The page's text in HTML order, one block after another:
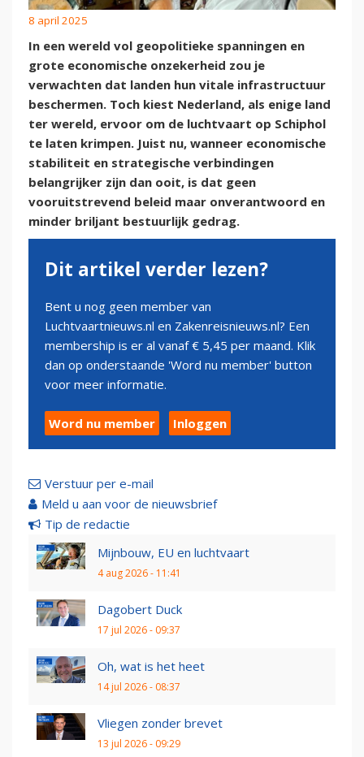
8 april 2025
In een wereld vol geopolitieke spanningen en
grote economische onzekerheid zou je
verwachten dat landen hun vitale infrastructuur
beschermen. Toch kiest Nederland, als enige land
ter wereld, ervoor om de luchtvaart op Schiphol
te laten krimpen. Juist nu, wanneer economische
stabiliteit en strategische verbindingen
belangrijker zijn dan ooit, is dat geen
vooruitstrevend beleid maar onverantwoord en
minder briljant bestuurlijk gedrag.
Dit artikel verder lezen?
Bent u nog geen member van
Luchtvaartnieuws.nl en Zakenreisnieuws.nl? Een
membership is er al vanaf € 5,45 per maand. Klik
dan op onderstaande 'Word nu member' button
voor meer informatie.
Word nu member Inloggen
Verstuur per e-mail
Meld u aan voor de nieuwsbrief
Tip de redactie
Mijnbouw, EU en luchtvaart
4 aug 2026 - 11:41
Dagobert Duck
17 jul 2026 - 09:37
Oh, wat is het heet
14 jul 2026 - 08:37
Vliegen zonder brevet
13 jul 2026 - 09:29